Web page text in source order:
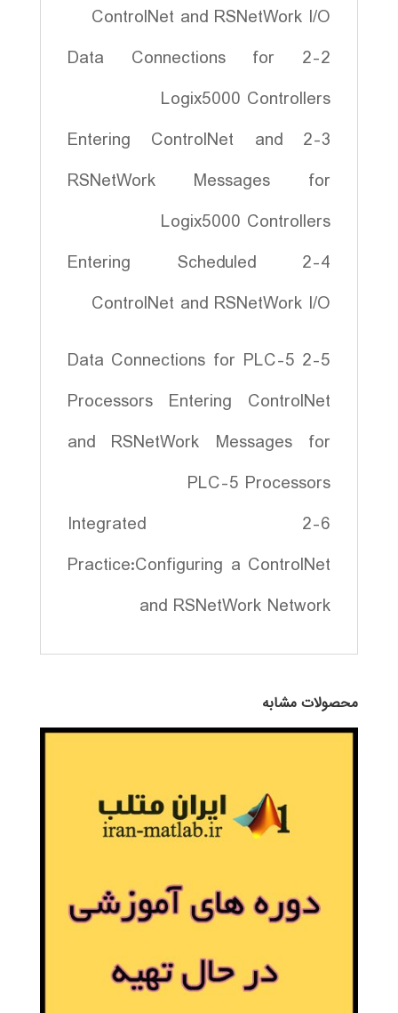
ControlNet and RSNetWork I/O
2-2 Data Connections for
Logix5000 Controllers
2-3 Entering ControlNet and
RSNetWork Messages for
Logix5000 Controllers
2-4 Entering Scheduled
ControlNet and RSNetWork I/O
2-5 Data Connections for PLC-5
Processors Entering ControlNet
and RSNetWork Messages for
PLC-5 Processors
2-6 Integrated
Practice:Configuring a ControlNet
and RSNetWork Network
محصولات مشابه